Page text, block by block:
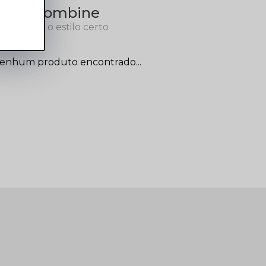
Combine
com o estilo certo
produto encontrado...